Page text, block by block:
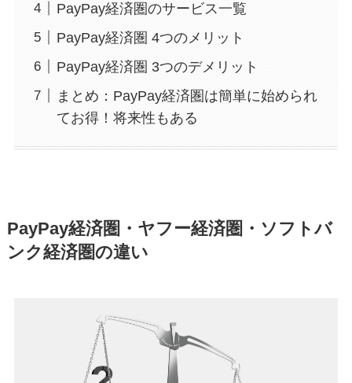
PayPay経済圏のサービス一覧
PayPay経済圏 4つのメリット
PayPay経済圏 3つのデメリット
まとめ：PayPay経済圏は簡単に始められ
てお得！将来性もある
PayPay経済圏・ヤフー経済圏・ソフトバ
ンク経済圏の違い